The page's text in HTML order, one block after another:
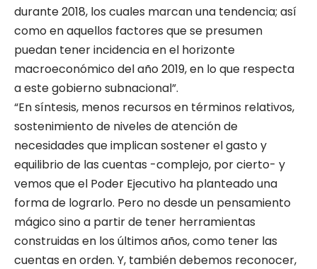
durante 2018, los cuales marcan una tendencia; así
como en aquellos factores que se presumen
puedan tener incidencia en el horizonte
macroeconómico del año 2019, en lo que respecta
a este gobierno subnacional”.
“En síntesis, menos recursos en términos relativos,
sostenimiento de niveles de atención de
necesidades que implican sostener el gasto y
equilibrio de las cuentas -complejo, por cierto- y
vemos que el Poder Ejecutivo ha planteado una
forma de lograrlo. Pero no desde un pensamiento
mágico sino a partir de tener herramientas
construidas en los últimos años, como tener las
cuentas en orden. Y, también debemos reconocer,